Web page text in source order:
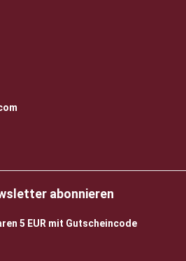
abonnieren
5 EUR mit Gutscheincode